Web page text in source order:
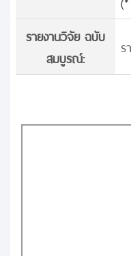
รายงานวิจัย ฉบับ
สมบูรณ์: